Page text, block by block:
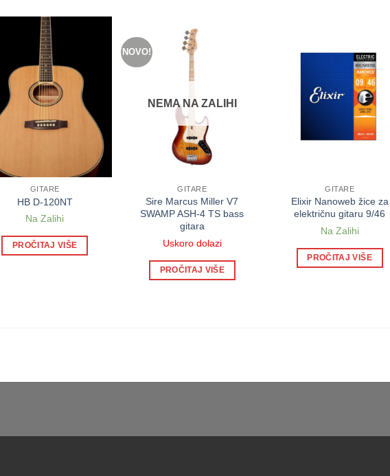
GITARE
HB D-120NT
Na Zalihi
PROČITAJ VIŠE
NOVO!
NEMA NA ZALIHI
GITARE
Sire Marcus Miller V7
SWAMP ASH-4 TS bass
gitara
Uskoro dolazi
PROČITAJ VIŠE
GITARE
Elixir Nanoweb žice za
električnu gitaru 9/46
Na Zalihi
PROČITAJ VIŠE